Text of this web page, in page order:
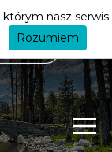
którym nasz serwis
Rozumiem